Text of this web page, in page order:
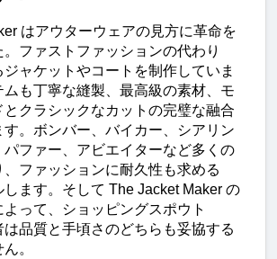
はアウターウェアの見方に革命を
。ファストファッションの代わり
ャケットやコートを制作していま
も丁寧な縫製、最高級の素材、モ
とクラシックなカットの完璧な融合
す。ボンバー、バイカー、シアリン
パファー、アビエイターなど多くの
、ファッションに耐久性も求める
します。そして The Jacket Maker の
って、ショッピングスポウト
品質と手頃さのどちらも妥協する
。